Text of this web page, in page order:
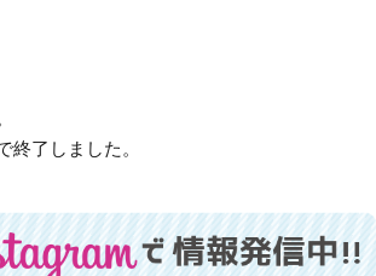
了しました。